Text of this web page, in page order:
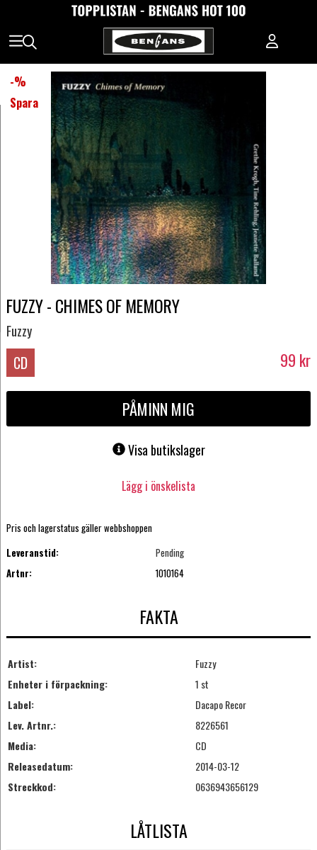
-%
Spara
FUZZY - CHIMES OF MEMORY
Fuzzy
CD 99 kr
PÅMINN MIG
Visa butikslager
Lägg i önskelista
Pris och lagerstatus gäller webbshoppen
Leveranstid:
Pending
Artnr:
1010164
FAKTA
Artist:
Fuzzy
Enheter i förpackning:
1 st
Label:
Dacapo Recor
Lev. Artnr.:
8226561
Media:
CD
Releasedatum:
2014-03-12
Streckkod:
0636943656129
LÅTLISTA